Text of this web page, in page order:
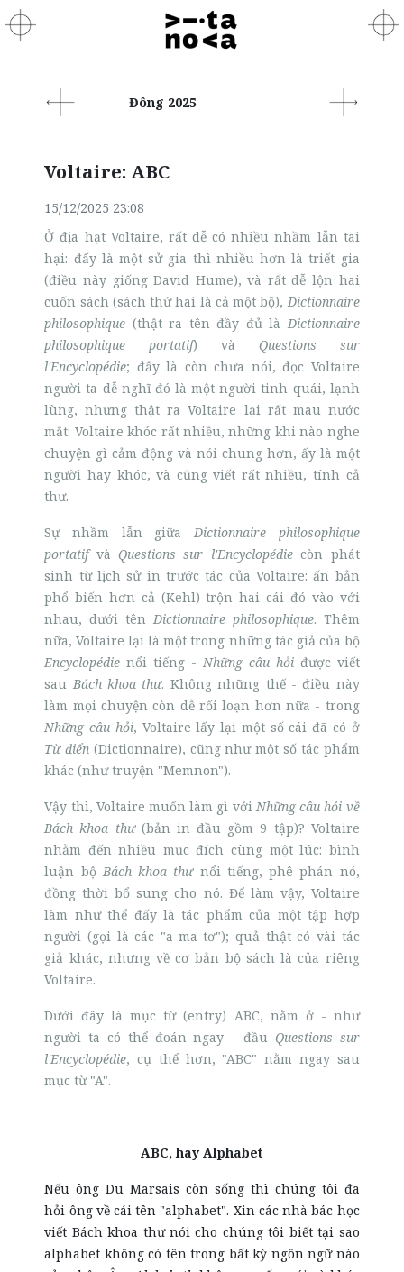
Đông 2025
Voltaire: ABC
15/12/2025 23:08
Ở địa hạt Voltaire, rất dễ có nhiều nhầm lẫn tai
hại: đấy là một sử gia thì nhiều hơn là triết gia
(điều này giống David Hume), và rất dễ lộn hai
cuốn sách (sách thứ hai là cả một bộ), Dictionnaire
philosophique (thật ra tên đầy đủ là Dictionnaire
philosophique portatif) và Questions sur
l'Encyclopédie; đấy là còn chưa nói, đọc Voltaire
người ta dễ nghĩ đó là một người tinh quái, lạnh
lùng, nhưng thật ra Voltaire lại rất mau nước
mắt: Voltaire khóc rất nhiều, những khi nào nghe
chuyện gì cảm động và nói chung hơn, ấy là một
người hay khóc, và cũng viết rất nhiều, tính cả
thư.
Sự nhầm lẫn giữa Dictionnaire philosophique
portatifvàQuestions sur l'Encyclopédiecòn phát
sinh từ lịch sử in trước tác của Voltaire: ấn bản
phổ biến hơn cả (Kehl) trộn hai cái đó vào với
nhau, dưới tên Dictionnaire philosophique. Thêm
nữa, Voltaire lại là một trong những tác giả của bộ
Encyclopédie nổi tiếng - Những câu hỏiđược viết
sau Bách khoa thư. Không những thế - điều này
làm mọi chuyện còn dễ rối loạn hơn nữa - trong
Những câu hỏi, Voltaire lấy lại một số cái đã có ở
Từ điển (Dictionnaire), cũng như một số tác phẩm
khác (như truyện "Memnon").
Vậy thì, Voltaire muốn làm gì với Những câu hỏi về
Bách khoa thư(bản in đầu gồm 9 tập)? Voltaire
nhằm đến nhiều mục đích cùng một lúc: bình
luận bộ Bách khoa thưnổi tiếng, phê phán nó,
đồng thời bổ sung cho nó. Để làm vậy, Voltaire
làm như thể đấy là tác phẩm của một tập hợp
người (gọi là các "a-ma-tơ"); quả thật có vài tác
giả khác, nhưng về cơ bản bộ sách là của riêng
Voltaire.
Dưới đây là mục từ (entry) ABC, nằm ở - như
người ta có thể đoán ngay - đầu Questions sur
l'Encyclopédie, cụ thể hơn, "ABC" nằm ngay sau
mục từ "A".
ABC, hay Alphabet
Nếu ông Du Marsais còn sống thì chúng tôi đã
hỏi ông về cái tên "alphabet". Xin các nhà bác học
viết Bách khoa thư nói cho chúng tôi biết tại sao
alphabet không có tên trong bất kỳ ngôn ngữ nào